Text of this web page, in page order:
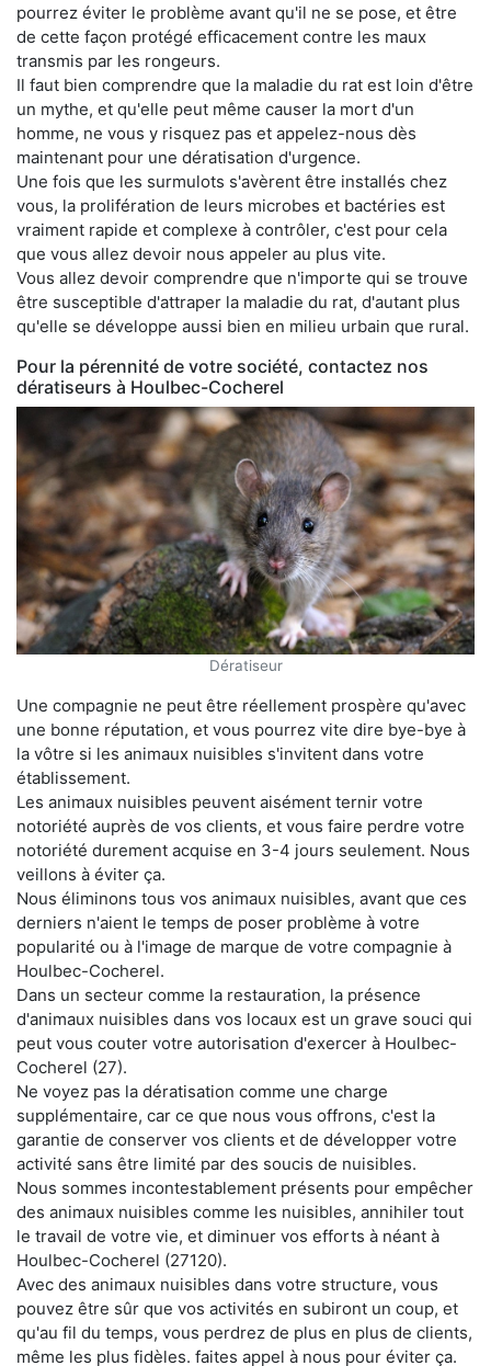
pourrez éviter le problème avant qu'il ne se pose, et être
de cette façon protégé efficacement contre les maux
transmis par les rongeurs.
Il faut bien comprendre que la maladie du rat est loin d'être
un mythe, et qu'elle peut même causer la mort d'un
homme, ne vous y risquez pas et appelez-nous dès
maintenant pour une dératisation d'urgence.
Une fois que les surmulots s'avèrent être installés chez
vous, la prolifération de leurs microbes et bactéries est
vraiment rapide et complexe à contrôler, c'est pour cela
que vous allez devoir nous appeler au plus vite.
Vous allez devoir comprendre que n'importe qui se trouve
être susceptible d'attraper la maladie du rat, d'autant plus
qu'elle se développe aussi bien en milieu urbain que rural.
Pour la pérennité de votre société, contactez nos
dératiseurs à Houlbec-Cocherel
Dératiseur
Une compagnie ne peut être réellement prospère qu'avec
une bonne réputation, et vous pourrez vite dire bye-bye à
la vôtre si les animaux nuisibles s'invitent dans votre
établissement.
Les animaux nuisibles peuvent aisément ternir votre
notoriété auprès de vos clients, et vous faire perdre votre
notoriété durement acquise en 3-4 jours seulement. Nous
veillons à éviter ça.
Nous éliminons tous vos animaux nuisibles, avant que ces
derniers n'aient le temps de poser problème à votre
popularité ou à l'image de marque de votre compagnie à
Houlbec-Cocherel.
Dans un secteur comme la restauration, la présence
d'animaux nuisibles dans vos locaux est un grave souci qui
peut vous couter votre autorisation d'exercer à Houlbec-
Cocherel (27).
Ne voyez pas la dératisation comme une charge
supplémentaire, car ce que nous vous offrons, c'est la
garantie de conserver vos clients et de développer votre
activité sans être limité par des soucis de nuisibles.
Nous sommes incontestablement présents pour empêcher
des animaux nuisibles comme les nuisibles, annihiler tout
le travail de votre vie, et diminuer vos efforts à néant à
Houlbec-Cocherel (27120).
Avec des animaux nuisibles dans votre structure, vous
pouvez être sûr que vos activités en subiront un coup, et
qu'au fil du temps, vous perdrez de plus en plus de clients,
même les plus fidèles. faites appel à nous pour éviter ça.